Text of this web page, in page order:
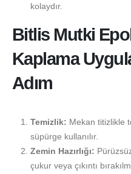
kolaydır.
Bitlis Mutki
Kaplama
Adım
Temizlik: Mekan titizlikle
süpürge kullanılır.
Zemin Hazırlığı:
çukur veya çıkıntı